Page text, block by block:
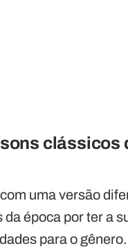
clássicos
uma versão
época por ter a
para o